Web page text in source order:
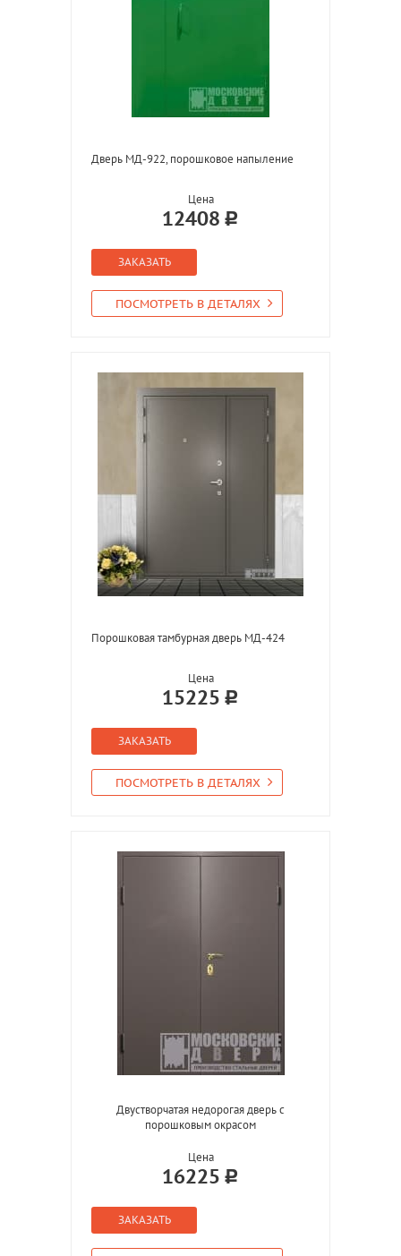
Дверь МД-922, порошковое напыление
Цена
12408
ЗАКАЗАТЬ
ПОСМОТРЕТЬ В ДЕТАЛЯХ
Порошковая тамбурная дверь МД-424
Цена
15225
ЗАКАЗАТЬ
ПОСМОТРЕТЬ В ДЕТАЛЯХ
Двустворчатая недорогая дверь с
порошковым окрасом
Цена
16225
ЗАКАЗАТЬ